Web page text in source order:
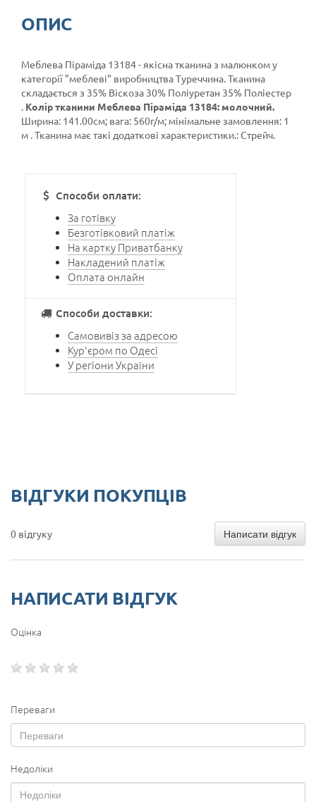
ОПИС
Меблева Піраміда 13184 - якісна тканина з малюнком у
категорії "меблеві" виробництва Туреччина. Тканина
складається з 35% Віскоза 30% Поліуретан 35% Поліестер
. Колір тканини Меблева Піраміда 13184: молочний.
Ширина: 141.00см; вага: 560г/м; мінімальне замовлення: 1
м . Тканина має такі додаткові характеристики.: Стрейч.
Способи оплати:
За готівку
Безготівковий платіж
На картку Приватбанку
Накладений платіж
Оплата онлайн
Способи доставки:
Самовивіз за адресою
Кур'єром по Одесі
У регіони України
ВІДГУКИ ПОКУПЦІВ
0 відгуку Написати відгук
НАПИСАТИ ВІДГУК
Оцінка
Переваги
Недоліки